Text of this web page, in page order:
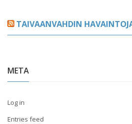
TAIVAANVAHDIN
META
Log in
Entries feed